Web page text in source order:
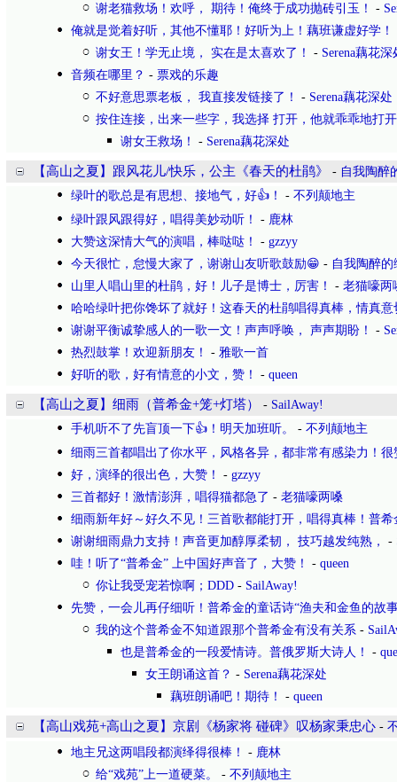
谢老猫救场！欢呼， 期待！俺终于成功抛砖引玉！ -
俺就是觉着好听，其他不懂耶！好听为上！藕班谦虚好学！
谢女王！学无止境， 实在是太喜欢了！
- Serena藕花深
音频在哪里？ - 票戏的乐趣
不好意思票老板， 我直接发链接了！
- Serena藕花深处
按住连接，出来一些字，我选择 打开，他就乖乖地打
谢女王救场！
- Serena藕花深处
【高山之夏】跟风花儿/快乐，公主《春天的杜鹃》 - 自我陶醉
绿叶的歌总是有思想、接地气，好👍！
- 不列颠地主
绿叶跟风跟得好，唱得美妙动听！
- 鹿林
大赞这深情大气的演唱，棒哒哒！
- gzzyy
今天很忙，怠慢大家了，谢谢山友听歌鼓励😁 - 自我陶醉的
山里人唱山里的杜鹃，好！儿子是博士，厉害！
- 老猫嚎两
哈哈绿叶把你馋坏了就好！这春天的杜鹃唱得真棒，情真意
谢谢平衡诚挚感人的一歌一文！声声呼唤， 声声期盼！
-
热烈鼓掌！欢迎新朋友！
- 雅歌一首
好听的歌，好有情意的小文，赞！
- queen
【高山之夏】细雨（普希金+笼+灯塔） - SailAway!
手机听不了先盲顶一下👍！明天加班听。
- 不列颠地主
细雨三首都唱出了你水平，风格各异，都非常有感染力！很
好，演绎的很出色，大赞！
- gzzyy
三首都好！激情澎湃，唱得猫都急了 - 老猫嚎两嗓
细雨新年好～好久不见！三首歌都能打开，唱得真棒！普希
谢谢细雨鼎力支持！声音更加醇厚柔韧， 技巧越发纯熟，
-
哇！听了“普希金” 上中国好声音了，大赞！
- queen
你让我受宠若惊啊；DDD - SailAway!
先赞，一会儿再仔细听！普希金的童话诗“渔夫和金鱼的故
我的这个普希金不知道跟那个普希金有没有关系 -
也是普希金的一段爱情诗。普俄罗斯大诗人！
-
女王朗诵这首？ - Serena藕花深处
藕班朗诵吧！期待！
- queen
【高山戏苑+高山之夏】京剧《杨家将 碰碑》叹杨家秉忠心 -
地主兄这两唱段都演绎得很棒！
- 鹿林
给“戏苑”上一道硬菜。
- 不列颠地主